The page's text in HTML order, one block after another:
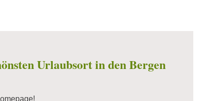
Urlaubsort in den Bergen